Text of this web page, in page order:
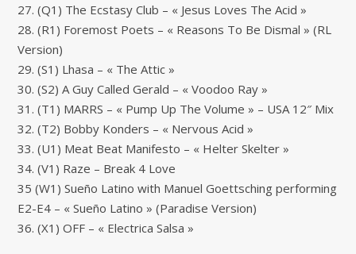
27. (Q1) The Ecstasy Club – « Jesus Loves The Acid »
28. (R1) Foremost Poets – « Reasons To Be Dismal » (RL
Version)
29. (S1) Lhasa – « The Attic »
30. (S2) A Guy Called Gerald – « Voodoo Ray »
31. (T1) MARRS – « Pump Up The Volume » – USA 12″ Mix
32. (T2) Bobby Konders – « Nervous Acid »
33. (U1) Meat Beat Manifesto – « Helter Skelter »
34. (V1) Raze – Break 4 Love
35 (W1) Sueño Latino with Manuel Goettsching performing
E2-E4 – « Sueño Latino » (Paradise Version)
36. (X1) OFF – « Electrica Salsa »